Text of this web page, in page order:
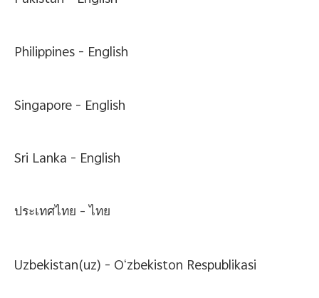
Philippines - English
Singapore - English
Sri Lanka - English
ประเทศไทย -ไทย
Uzbekistan(uz) - Oʻzbekiston Respublikasi